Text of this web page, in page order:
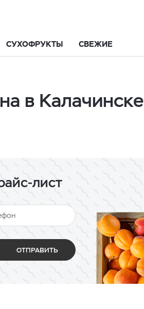
СУХОФРУКТЫ СВЕЖИЕ
в Калачинске
лист
ОТПРАВИТЬ